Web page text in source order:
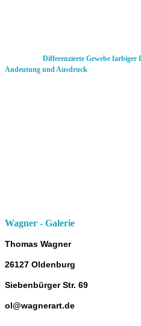
Differenzierte Gewebe farbiger
Andeutung und Ausdruck
Wagner - Galerie
Thomas Wagner
26127 Oldenburg
Siebenbürger Str. 69
ol@wagnerart.de